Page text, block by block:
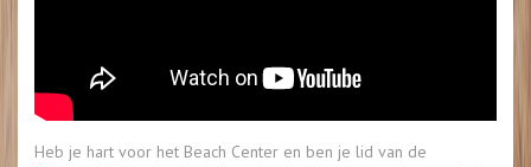
Heb je hart voor het Beach Center en ben je lid van de